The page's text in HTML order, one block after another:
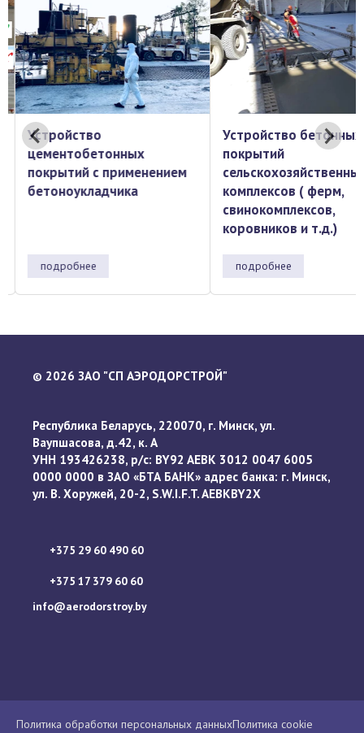
Устройство
цементобетонных
покрытий с применением
бетоноукладчика
подробнее
Устройство бетонных
покрытий
комплексов ( ферм,
свинокомплексов,
коровников и т.д.)
подробнее
© 2026 ЗАО "СП АЭРОДОРСТРОЙ"
Республика Беларусь, 220070, г. Минск, ул.
Ваупшасова, д.42, к. А
УНН 193426238, р/с: BY92 AEBK 3012 0047 6005
0000 0000 в ЗАО «БТА БАНК» адрес банка: г. Минск,
ул. В. Хоружей, 20-2, S.W.I.F.T. AEBKBY2X
+375 29 60 490 60
+375 17 379 60 60
info@aerodorstroy.by
Политика обработки персональных данныхПолитика cookie